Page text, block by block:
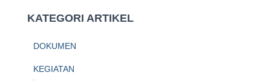
KATEGORI ARTIKEL
DOKUMEN
KEGIATAN